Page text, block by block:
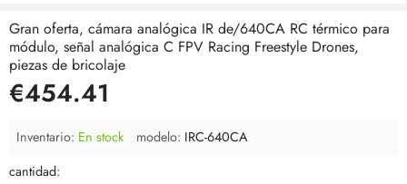
Gran oferta, cámara analógica IR de/640CA RC térmico para
módulo, señal analógica C FPV Racing Freestyle Drones,
piezas de bricolaje
€454.41
Inventario: En stock modelo: IRC-640CA
cantidad: